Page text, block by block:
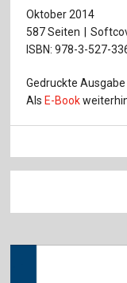
Oktober 2014
587 Seiten
ISBN: 978-3-527-
Gedruckte
Als E-Book